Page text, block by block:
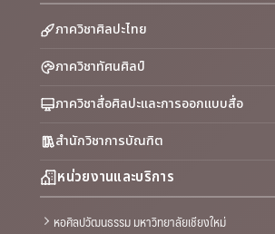
ภาควิชาศิลปะไทย
ภาควิชาทัศนศิลป์
ภาควิชาสื่อศิลปะและการออกแบบสื่อ
สำนักวิชาการบัณฑิต
หน่วยงานและบริการ
หอศิลปวัฒนธรรม มหาวิทยาลัยเชียงใหม่